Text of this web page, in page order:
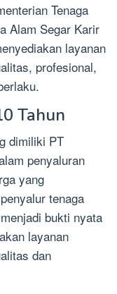
Tenaga
Alam Segar Karir
layanan
profesional,
Tahun
dimiliki PT
penyaluran
yang
tenaga
bukti nyata
layanan
dan